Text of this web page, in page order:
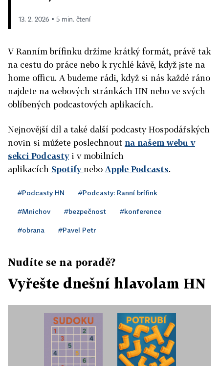
13. 2. 2026 ▪ 5 min. čtení
V Ranním brífinku držíme krátký formát, právě tak
na cestu do práce nebo k rychlé kávě, když jste na
home officu. A budeme rádi, když si nás každé ráno
najdete na webových stránkách HN nebo ve svých
oblíbených podcastových aplikacích.
Nejnovější díl a také další podcasty Hospodářských
novin si můžete poslechnout na našem webu v
sekci Podcastyi v mobilních
aplikacích Spotifynebo Apple Podcasts.
#Podcasty HN #Podcasty: Ranní brífink
#Mnichov #bezpečnost #konference
#obrana #Pavel Petr
Nudíte se na poradě?
Vyřešte dnešní hlavolam HN